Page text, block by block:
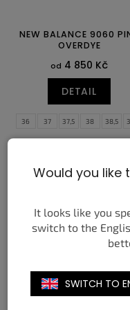
NEW BALANCE 9060
OVERDYE
od 4 850 Kč
DETAIL
36 37 37,5 38 38,5
40
40,5 41,5 42 42,5
ON RUNNING
BLACK IVORY (W)
Would you like
It looks like you
switch to the
SWITCH TO